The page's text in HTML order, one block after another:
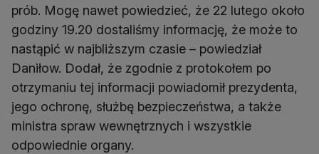
prób. Mogę nawet powiedzieć, że 22 lutego około
godziny 19.20 dostaliśmy informację, że może to
nastąpić w najbliższym czasie – powiedział
Daniłow. Dodał, że zgodnie z protokołem po
otrzymaniu tej informacji powiadomił prezydenta,
jego ochronę, służbę bezpieczeństwa, a także
ministra spraw wewnętrznych i wszystkie
odpowiednie organy.